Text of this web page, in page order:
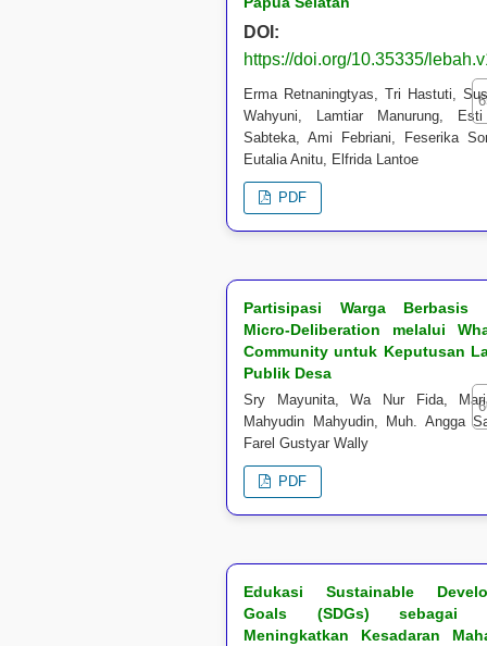
DOI:
https://doi.org/10.35335/
Erma Retnaningtyas, Tri Hastuti,
Wahyuni, Lamtiar Manurung,
Sabteka, Ami Febriani, Feserika
Eutalia Anitu, Elfrida Lantoe
PDF
Partisipasi Warga Berbasis
Micro-Deliberation melalui
Community untuk Keputusan
Publik Desa
Sry Mayunita, Wa Nur Fida,
Mahyudin Mahyudin, Muh. Angga
Farel Gustyar Wally
PDF
Edukasi Sustainable
Goals (SDGs) sebagai
Meningkatkan Kesadaran